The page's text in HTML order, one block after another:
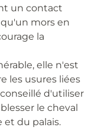
un contact
mors en
la
elle n'est
les usures liées
d'utiliser
le cheval
et du palais.